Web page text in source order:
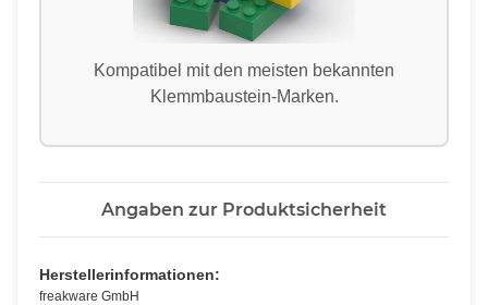
Kompatibel mit den meisten bekannten
Klemmbaustein-Marken.
Angaben zur Produktsicherheit
Herstellerinformationen:
freakware GmbH